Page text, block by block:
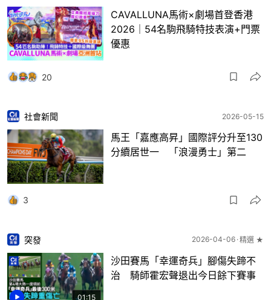
CAVALLUNA馬術×劇場首登香港
2026｜54名駒飛騎特技表演+門票
優惠
20
社會新聞 2026-05-15
馬王「嘉應高昇」國際評分升至130
分續居世一 「浪漫勇士」第二
3
01:15
突發 2026-04-06 精選 ★
沙田賽馬「幸運奇兵」腳傷失蹄不
治 騎師霍宏聲退出今日餘下賽事